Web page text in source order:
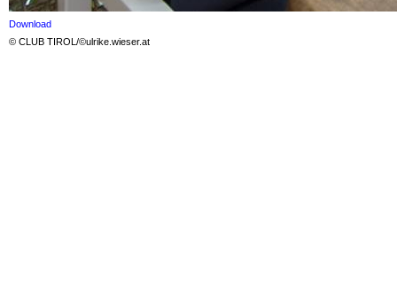
Download
© CLUB TIROL/©ulrike.wieser.at